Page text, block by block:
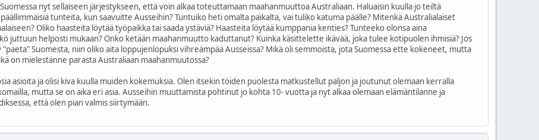
nyt sellaiseen järjestykseen, että voin alkaa toteuttamaan maahanmuuttoa Australiaan. Haluaisin kuulla jo teiltä
tunteita, kun saavuitte Ausseihin? Tuntuiko heti omalta paikalta, vai tuliko katuma päälle? Mitenkä Australialaiset
Oliko haasteita löytää työpaikka tai saada ystäviä? Haasteita löytää kumppania kenties? Tunteeko olonsa aina
juttuun helposti mukaan? Onko ketään maahanmuutto kaduttanut? Kuinka käsittelette ikävää, joka tulee kotipuolen ihmisiä? Jos
Suomesta, niin oliko aita loppujenlopuksi vihreämpää Ausseissa? Mikä oli semmoista, jota Suomessa ette kokeneet, mutta
on mielestänne parasta Australiaan maahanmuutossa?
asioita ja olisi kiva kuulla muiden kokemuksia. Olen itsekin töiden puolesta matkustellut paljon ja joutunut olemaan kerralla
mutta se on aika eri asia. Ausseihin muuttamista pohtinut jo kohta 10- vuotta ja nyt alkaa olemaan elämäntilanne ja
että olen pian valmis siirtymään.